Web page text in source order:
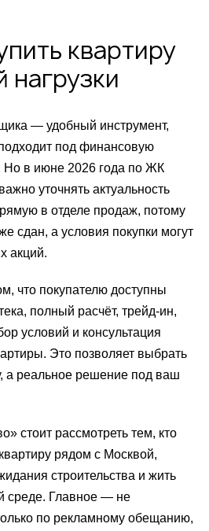
квартиру
нагрузки
— удобный инструмент,
под финансовую
Но в июне 2026 года по ЖК
уточнять актуальность
в отделе продаж, потому
сдан, а условия покупки могут
акций.
что покупателю доступны
полный расчёт, трейд-ин,
условий и консультация
Это позволяет выбрать
а реальное решение под ваш
стоит рассмотреть тем, кто
рядом с Москвой,
строительства и жить
среде. Главное — не
по рекламному обещанию,